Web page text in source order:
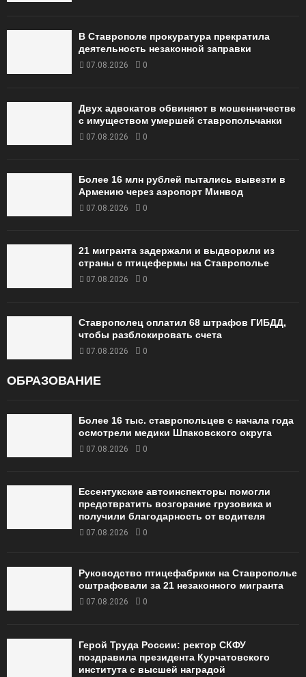
В Ставрополе прокуратура прекратила
деятельность незаконной заправки
07.08.2026 0
Двух адвокатов обвиняют в мошенничестве
с имуществом умершей ставропольчанки
07.08.2026 0
Более 16 млн рублей пытались вывезти в
Армению через аэропорт Минвод
07.08.2026 0
21 мигранта задержали и выдворили из
страны с птицефермы на Ставрополье
07.08.2026 0
Ставрополец оплатил 68 штрафов ГИБДД,
чтобы разблокировать счета
07.08.2026 0
ОБРАЗОВАНИЕ
Более 16 тыс. ставропольцев с начала года
осмотрели медики Шпаковского округа
07.08.2026 0
Ессентукские автоинспекторы помогли
предотвратить возгорание грузовика и
получили благодарность от водителя
07.08.2026 0
Руководство птицефабрики на Ставрополье
оштрафовали за 21 незаконного мигранта
07.08.2026 0
Герой Труда России: ректор СКФУ
поздравила президента Курчатовского
института с высшей наградой